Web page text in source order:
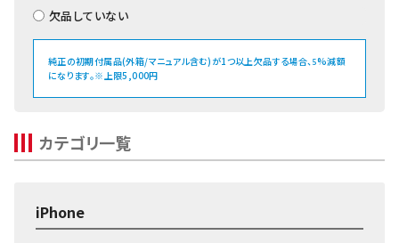
欠品していない
純正の初期付属品(外箱/マニュアル含む)が1つ以上欠品する場合、 5%減額
になります。※上限5,000円
カテゴリ一覧
iPhone